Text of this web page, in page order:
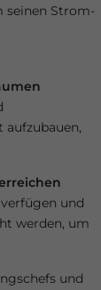
seinen Strom-
und
werden, um
und